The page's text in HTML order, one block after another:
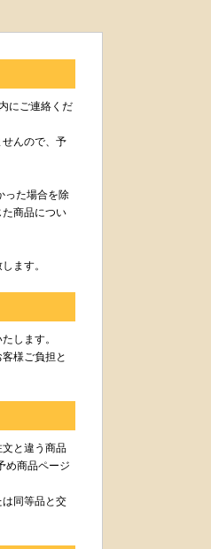
にご連絡くだ
んので、予
った場合を除
商品につい
ます。
します。
様ご負担と
と違う商品
め商品ページ
同等品と交